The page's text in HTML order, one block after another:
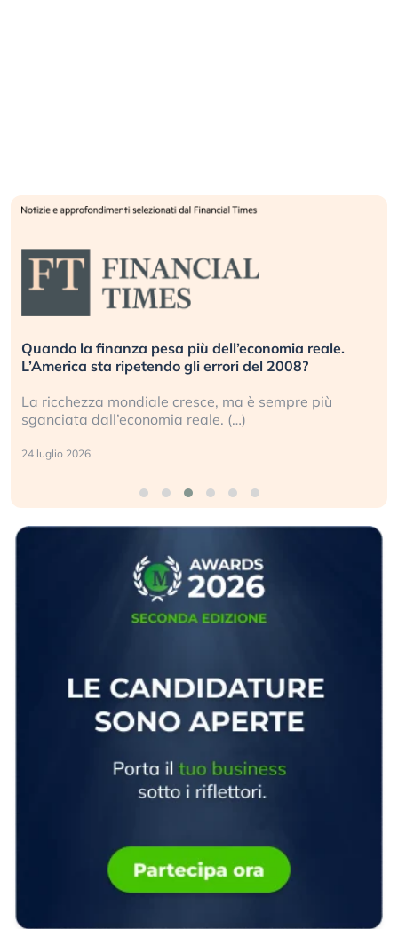
Quando la finanza pesa più dell’economia reale.
L’America sta ripetendo gli errori del 2008?
La ricchezza mondiale cresce, ma è sempre più
sganciata dall’economia reale. (…)
24 luglio 2026